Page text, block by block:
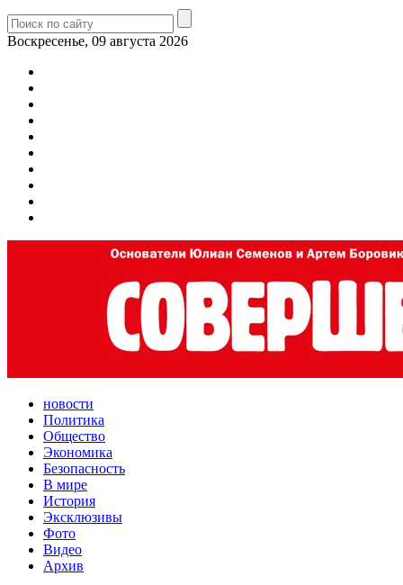
Воскресенье, 09 августа 2026
новости
Политика
Общество
Экономика
Безопасность
В мире
История
Эксклюзивы
Фото
Видео
Архив